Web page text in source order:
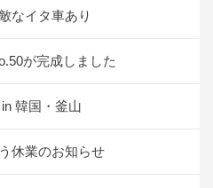
なイタ車あり
が完成しました
韓国・釜山
休業のお知らせ